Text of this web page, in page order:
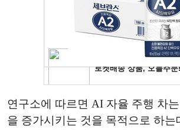
연구소에 따르면 AI 자율 주행 차
을 증가시키는 것을 목적으로 하는